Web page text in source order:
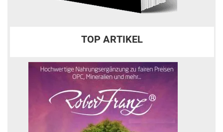
TOP ARTIKEL